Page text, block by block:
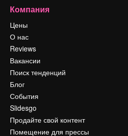
Компания
Цены
О нас
Reviews
Вакансии
Поиск тенденций
Блог
События
Slidesgo
Продайте свой контент
Помещение для прессы